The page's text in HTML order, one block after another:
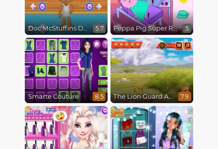
Doc McStuffins Doc's World 5.7 Peppa Pig Super Recovery 5
Smarte Couture 8.5 The Lion Guard Assemble 7.9